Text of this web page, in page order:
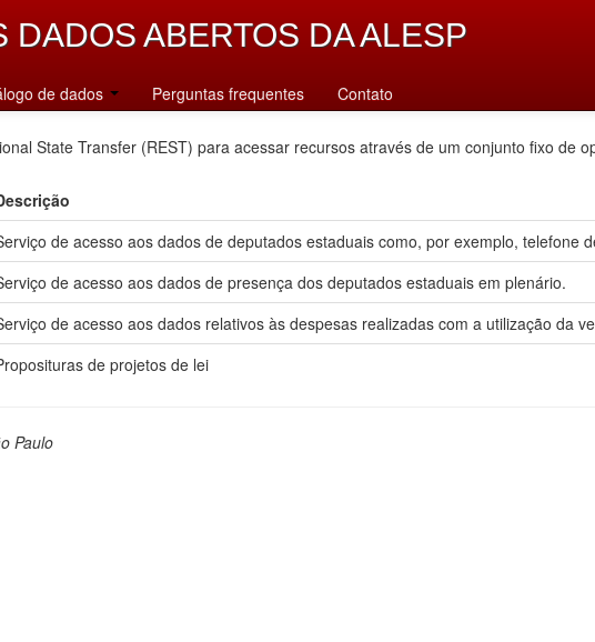
DADOS ABERTOS DA ALESP
de dados Perguntas frequentes Contato
State Transfer (REST) para acessar recursos através de um conjunto fixo de
de acesso aos dados de deputados estaduais como, por exemplo, telefone
de acesso aos dados de presença dos deputados estaduais em plenário.
de acesso aos dados relativos às despesas realizadas com a utilização da
de projetos de lei
Paulo